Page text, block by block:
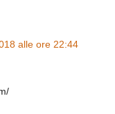
alle ore 22:44